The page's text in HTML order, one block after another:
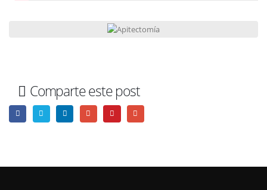
Comparte este post